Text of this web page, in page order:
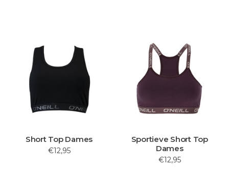
Short Top Dames
€12,95
Sportieve Short Top
Dames
€12,95